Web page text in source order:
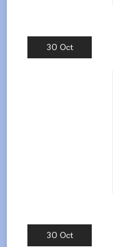
30 Oct
30 Oct